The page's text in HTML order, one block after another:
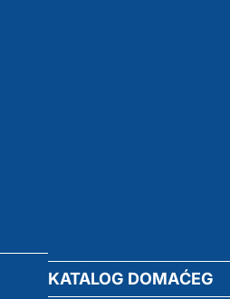
KATALOG DOMAĆEG